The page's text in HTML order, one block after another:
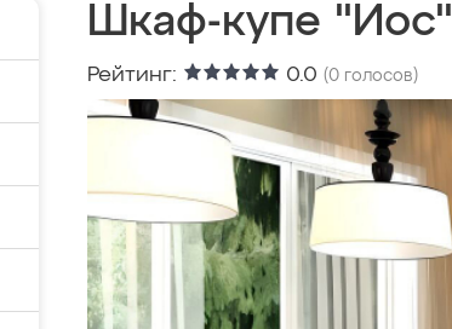
Шкаф-купе "Иос"
Рейтинг: 0.0 (0 голосов)